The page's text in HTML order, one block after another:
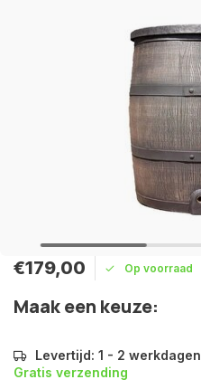
€179,00 Op voorraad
Maak een keuze:
Levertijd: 1 - 2 werkdagen
Gratis verzending